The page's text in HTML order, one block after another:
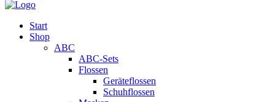
Start
Shop
ABC
ABC-Sets
Flossen
Geräteflossen
Schuhflossen